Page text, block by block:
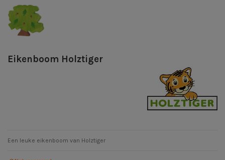
Eikenboom Holztiger
Een leuke eikenboom van Holztiger